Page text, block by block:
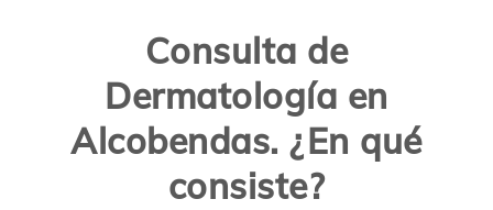
Consulta de
Dermatología en
Alcobendas. ¿En qué
consiste?